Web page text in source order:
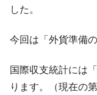
兵器「K10」が改良
『Money1』
韓国
体だけで410億ドル
『Money1』
韓国
や、若者に起業さ
した。
今回は「外貨準備
国際収支統計には
ります。（現在の